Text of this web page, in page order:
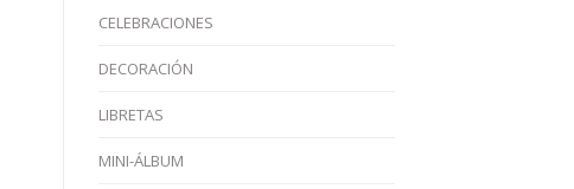
CELEBRACIONES
DECORACIÓN
LIBRETAS
MINI-ÁLBUM